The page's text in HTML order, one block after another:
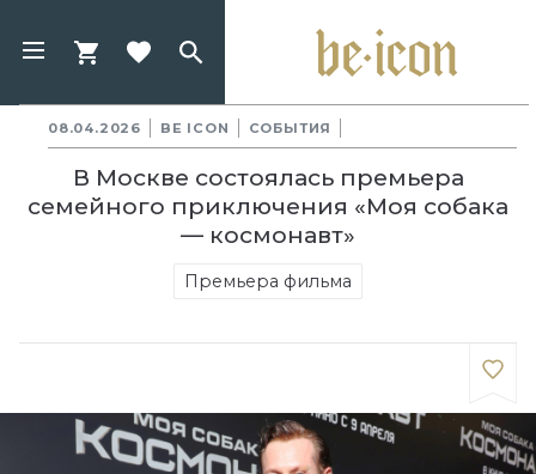
08.04.2026 BE ICON СОБЫТИЯ
В Москве состоялась премьера
семейного приключения «Моя собака
— космонавт»
Премьера фильма